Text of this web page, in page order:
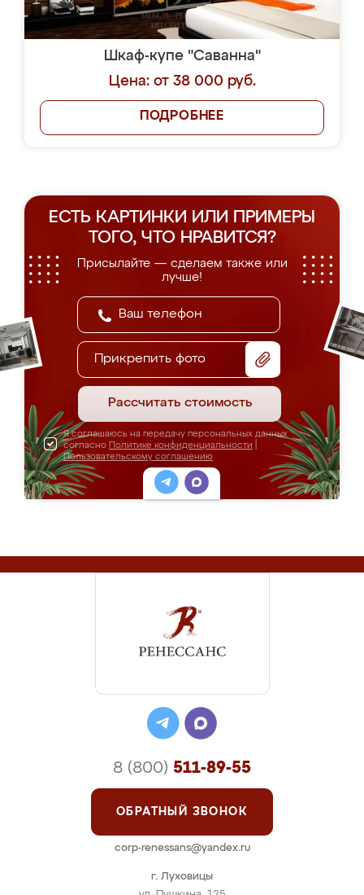
Шкаф-купе "Саванна"
Цена: от 38 000 руб.
ПОДРОБНЕЕ
ЕСТЬ КАРТИНКИ ИЛИ ПРИМЕРЫ
ТОГО, ЧТО НРАВИТСЯ?
Присылайте — сделаем также или
лучше!
Прикрепить фото
Рассчитать стоимость
Я соглашаюсь на передачу персональных данных
согласно Политике конфиденциальности
Пользовательскому соглашению
г. Луховицы
8 (800) 511-89-55
ОБРАТНЫЙ ЗВОНОК
corp-renessans@yandex.ru